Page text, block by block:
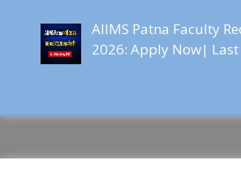
AIIMS Patna Faculty
2026: Apply Now|